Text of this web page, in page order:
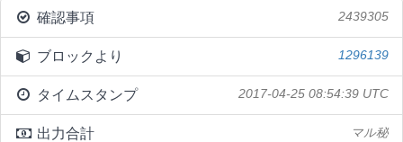
確認事項 2439305
ブロックより 1296139
タイムスタンプ 2017-04-25 08:54:39 UTC
出力合計 マル秘